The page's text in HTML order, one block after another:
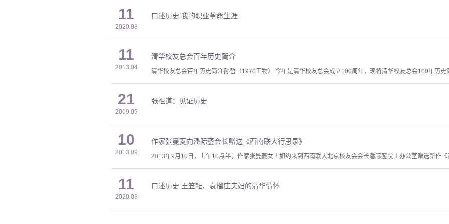
11
2020.08
口述历史:我的职业革命生涯
11
2013.04
清华校友总会百年历史简介
清华校友总会百年历史简介孙哲（1970工物） 今年是清华校友总会成立100周年，现将清华校友总会100年历史
21
2009.05
张祖道：见证历史
10
2013.09
作家张曼菱向潘际銮会长赠送《西南联大行思录》
2013年9月10日，上午10点半，作家张曼菱女士如约来到西南联大北京校友会会长潘际銮院士办公室赠送新作《
11
2020.08
口述历史:王笠耘、袁榴庄夫妇的清华情怀